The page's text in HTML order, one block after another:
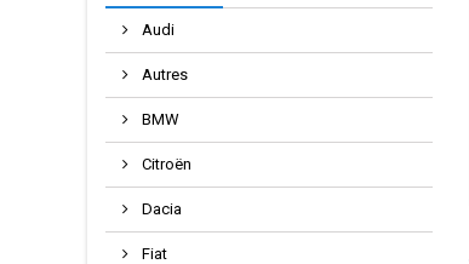
Audi
Autres
BMW
Citroën
Dacia
Fiat